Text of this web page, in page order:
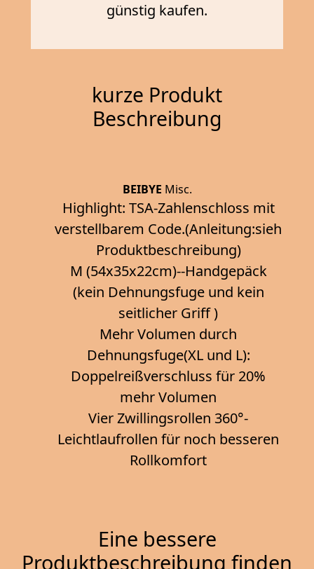
günstig kaufen.
kurze Produkt
Beschreibung
BEIBYE Misc.
Highlight: TSA-Zahlenschloss mit
verstellbarem Code.(Anleitung:sieh
Produktbeschreibung)
M (54x35x22cm)--Handgepäck
(kein Dehnungsfuge und kein
seitlicher Griff )
Mehr Volumen durch
Dehnungsfuge(XL und L):
Doppelreißverschluss für 20%
mehr Volumen
Vier Zwillingsrollen 360°-
Leichtlaufrollen für noch besseren
Rollkomfort
Eine bessere
Produktbeschreibung finden